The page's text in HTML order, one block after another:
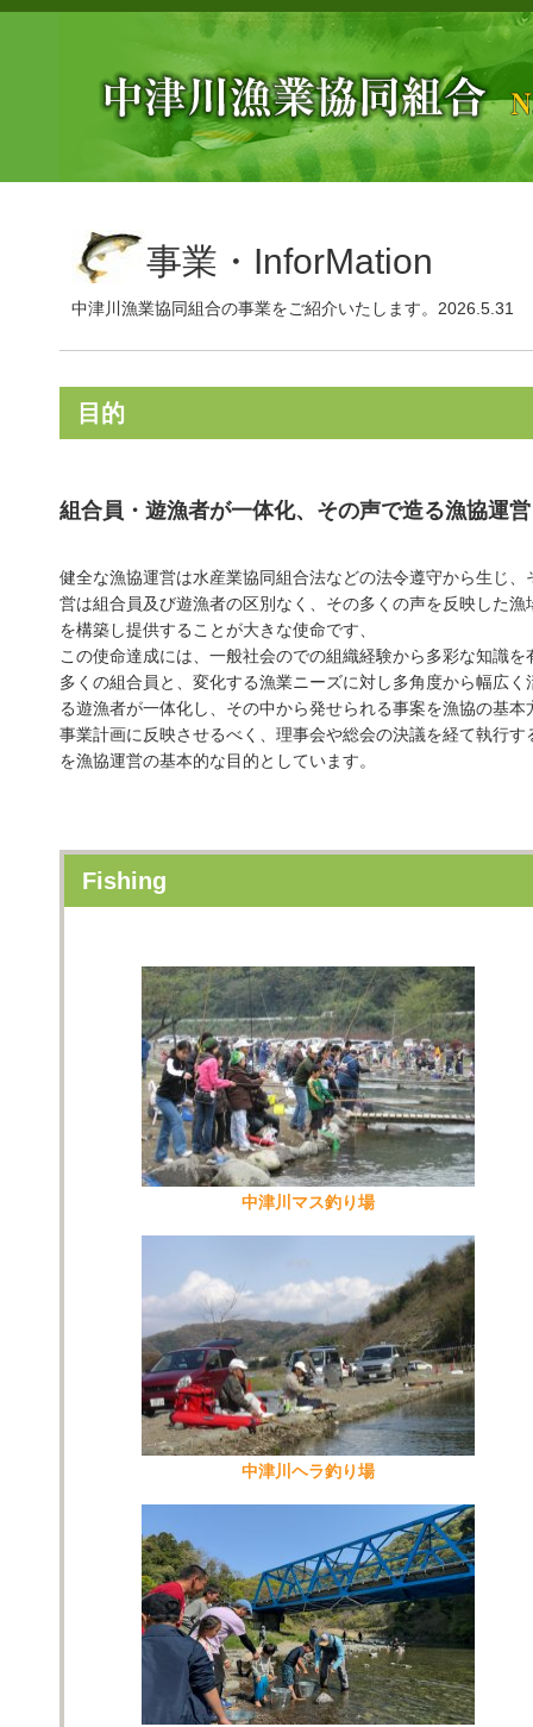
事業・InforMation
中津川漁業協同組合の事業をご紹介いたします。2026.5.31
目的
組合員・遊漁者が一体化、その声で造る漁協運営
健全な漁協運営は水産業協同組合法などの法令遵守から生じ、
営は組合員及び遊漁者の区別なく、その多くの声を反映した漁
を構築し提供することが大きな使命です、
この使命達成には、一般社会のでの組織経験から多彩な知識を
多くの組合員と、変化する漁業ニーズに対し多角度から幅広く
る遊漁者が一体化し、その中から発せられる事案を漁協の基本
事業計画に反映させるべく、理事会や総会の決議を経て執行す
を漁協運営の基本的な目的としています。
Fishing
中津川マス釣り場
中津川ヘラ釣り場